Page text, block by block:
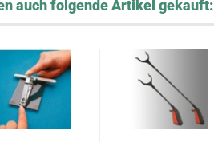
auch folgende Artikel gekauft: